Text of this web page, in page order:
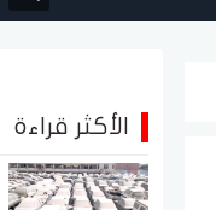
الأكثر قراءة